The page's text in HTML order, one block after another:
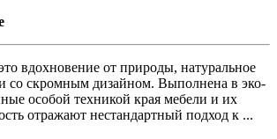
вдохновение от природы, натуральное
со скромным дизайном. Выполнена в эко-
особой техникой края мебели и их
отражают нестандартный подход к ...